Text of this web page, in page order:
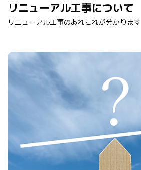
リニューアル工事について
リニューアル工事のあれこれが分かります